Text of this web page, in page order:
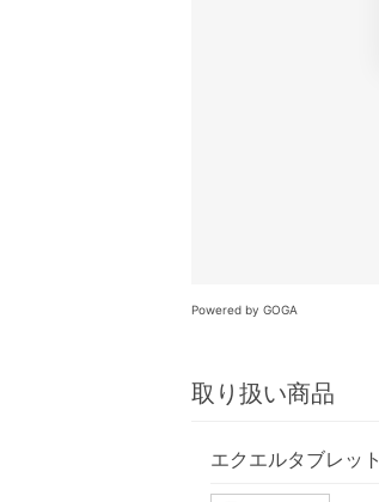
Powered by GOGA
取り扱い商品
エクエルタブレット